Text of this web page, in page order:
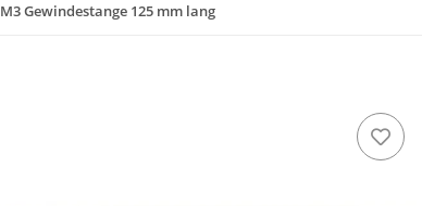
M3 Gewindestange 125 mm lang